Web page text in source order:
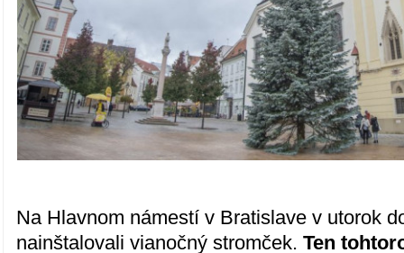
Na Hlavnom námestí v Bratislave v utorok
nainštalovali vianočný stromček.Ten